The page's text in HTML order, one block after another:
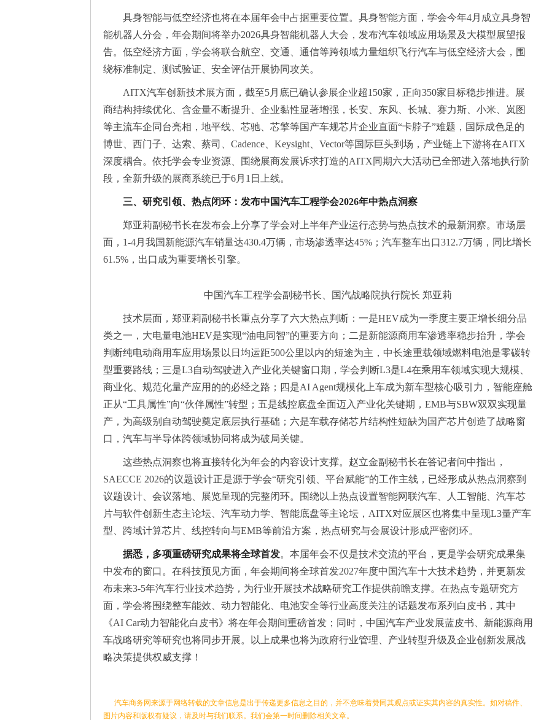
具身智能与低空经济也将在本届年会中占据重要位置。具身智能方面，学会今年4月成立具身智
能机器人分会，年会期间将举办2026具身智能机器人大会，发布汽车领域应用场景及大模型展望报
告。低空经济方面，学会将联合航空、交通、通信等跨领域力量组织飞行汽车与低空经济大会，围
绕标准制定、测试验证、安全评估开展协同攻关。
AITX汽车创新技术展方面，截至5月底已确认参展企业超150家，正向350家目标稳步推进。展
商结构持续优化、含金量不断提升、企业黏性显著增强，长安、东风、长城、赛力斯、小米、岚图
等主流车企同台亮相，地平线、芯驰、芯擎等国产车规芯片企业直面“卡脖子”难题，国际成色足的
博世、西门子、达索、蔡司、Cadence、Keysight、Vector等国际巨头到场，产业链上下游将在AITX
深度耦合。依托学会专业资源、围绕展商发展诉求打造的AITX同期六大活动已全部进入落地执行阶
段，全新升级的展商系统已于6月1日上线。
三、研究引领、热点闭环：发布中国汽车工程学会2026年中热点洞察
郑亚莉副秘书长在发布会上分享了学会对上半年产业运行态势与热点技术的最新洞察。市场层
面，1-4月我国新能源汽车销量达430.4万辆，市场渗透率达45%；汽车整车出口312.7万辆，同比增长
61.5%，出口成为重要增长引擎。
中国汽车工程学会副秘书长、国汽战略院执行院长 郑亚莉
技术层面，郑亚莉副秘书长重点分享了六大热点判断：一是HEV成为一季度主要正增长细分品
类之一，大电量电池HEV是实现“油电同智”的重要方向；二是新能源商用车渗透率稳步抬升，学会
判断纯电动商用车应用场景以日均运距500公里以内的短途为主，中长途重载领域燃料电池是零碳转
型重要路线；三是L3自动驾驶进入产业化关键窗口期，学会判断L3是L4在乘用车领域实现大规模、
商业化、规范化量产应用的的必经之路；四是AI Agent规模化上车成为新车型核心吸引力，智能座舱
正从“工具属性”向“伙伴属性”转型；五是线控底盘全面迈入产业化关键期，EMB与SBW双双实现量
产，为高级别自动驾驶奠定底层执行基础；六是车载存储芯片结构性短缺为国产芯片创造了战略窗
口，汽车与半导体跨领域协同将成为破局关键。
这些热点洞察也将直接转化为年会的内容设计支撑。赵立金副秘书长在答记者问中指出，
SAECCE 2026的议题设计正是源于学会“研究引领、平台赋能”的工作主线，已经形成从热点洞察到
议题设计、会议落地、展览呈现的完整闭环。围绕以上热点设置智能网联汽车、人工智能、汽车芯
片与软件创新生态主论坛、汽车动力学、智能底盘等主论坛，AITX对应展区也将集中呈现L3量产车
型、跨域计算芯片、线控转向与EMB等前沿方案，热点研究与会展设计形成严密闭环。
据悉，多项重磅研究成果将全球首发。本届年会不仅是技术交流的平台，更是学会研究成果集
中发布的窗口。在科技预见方面，年会期间将全球首发2027年度中国汽车十大技术趋势，并更新发
布未来3-5年汽车行业技术趋势，为行业开展技术战略研究工作提供前瞻支撑。在热点专题研究方
面，学会将围绕整车能效、动力智能化、电池安全等行业高度关注的话题发布系列白皮书，其中
《AI Car动力智能化白皮书》将在年会期间重磅首发；同时，中国汽车产业发展蓝皮书、新能源商用
车战略研究等研究也将同步开展。以上成果也将为政府行业管理、产业转型升级及企业创新发展战
略决策提供权威支撑！
汽车商务网来源于网络转载的文章信息是出于传递更多信息之目的，并不意味着赞同其观点或证实其内容的真实性。如对稿件、
图片内容和版权有疑议，请及时与我们联系。我们会第一时间删除相关文章。